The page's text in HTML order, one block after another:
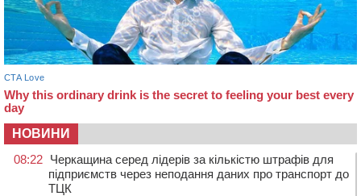
НОВИНИ
08:22 Черкащина серед лідерів за кількістю штрафів для
підприємств через неподання даних про транспорт до
ТЦК